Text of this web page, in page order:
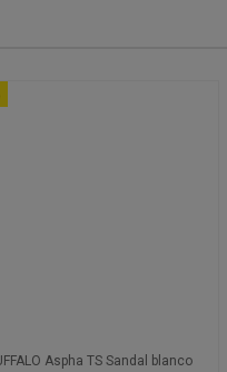
Aspha TS Sandal blanco